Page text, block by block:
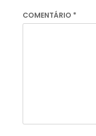
COMENTÁRIO *